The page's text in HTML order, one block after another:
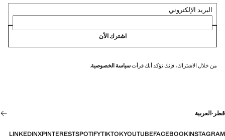
البريد الإلكتروني
اشترك الأن
من خلال الاشتراك، فإنك تؤكد أنك قرأتسياسة الخصوصية.
قطر ·العربية
INSTAGRAM
FACEBOOK
YOUTUBE
TIKTOK
SPOTIFY
PINTEREST
X
LINKEDIN